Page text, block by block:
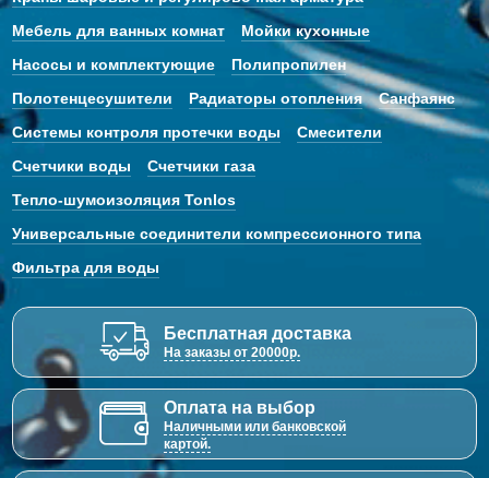
Мебель для ванных комнат
Мойки кухонные
Насосы и комплектующие
Полипропилен
Полотенцесушители
Радиаторы отопления
Санфаянс
Системы контроля протечки воды
Смесители
Счетчики воды
Счетчики газа
Тепло-шумоизоляция Tonlos
Универсальные соединители компрессионного типа
Фильтра для воды
Бесплатная доставка
На заказы от 20000р.
Оплата на выбор
Наличными или банковской
картой.